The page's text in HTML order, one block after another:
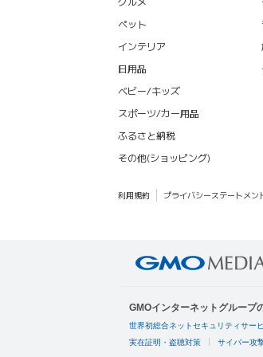
ペット
インテリア
日用品
ベビー/キッズ
スポーツ/カー用品
ふるさと納税
その他(ショッピング)
利用規約 プライバシーステートメン
GMOインターネットグループ
世界初総合ネットセキュリティサー
実在証明・盗聴対策 サイバー攻